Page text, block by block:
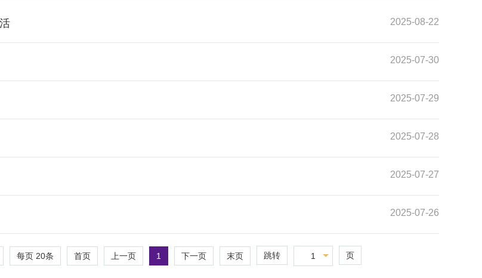
2025-08-22
2025-07-30
2025-07-29
2025-07-28
2025-07-27
2025-07-26
每页 20条 首页 上一页 1 下一页 末页 跳转 1 页